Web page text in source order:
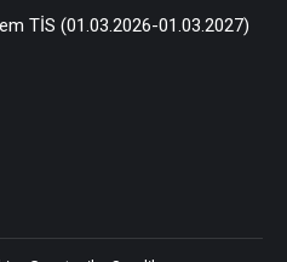
TİS (01.03.2026-01.03.2027)